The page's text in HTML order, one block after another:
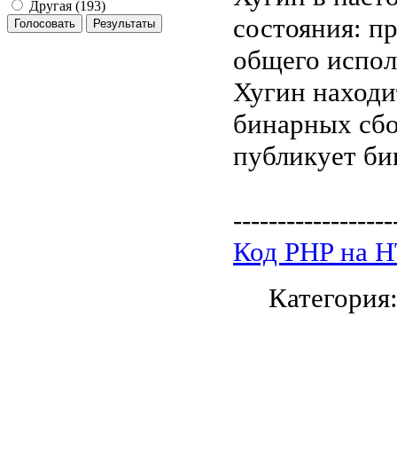
Другая (193)
состояния:
общего
Хугин
бинарных
публикует
Код PHP на